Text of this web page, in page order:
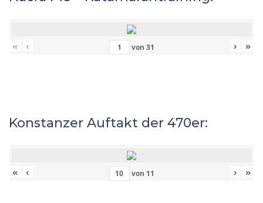
« ‹ von 31 › »
Konstanzer Auftakt der 470er:
« ‹ von 11 › »